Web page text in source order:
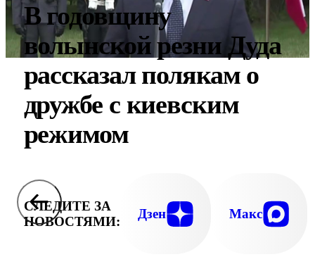
В годовщину
волынской резни Дуда
рассказал полякам о
дружбе с киевским
режимом
СЛЕДИТЕ ЗА
НОВОСТЯМИ:
Дзен Макс